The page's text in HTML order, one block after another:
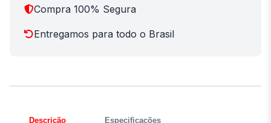
Compra 100% Segura
Entregamos para todo o Brasil
Descrição Especificações